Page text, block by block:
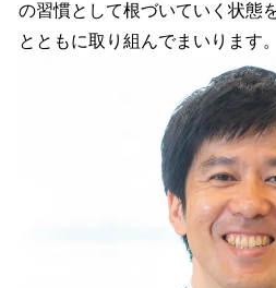
の習慣として根づいていく状態
とともに取り組んでまいります。